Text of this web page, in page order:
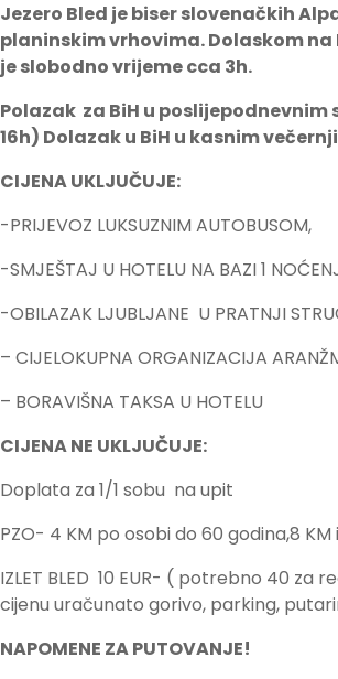
Jezero Bled je biser slovenačkih
planinskim vrhovima. Dolaskom na
je slobodno vrijeme cca 3h.
Polazak za BiH u poslijepodnevnim
16h) Dolazak u BiH u kasnim
CIJENA UKLJUČUJE:
-PRIJEVOZ LUKSUZNIM AUTOBUSOM,
-SMJEŠTAJ U HOTELU NA BAZI 1
-OBILAZAK LJUBLJANE U PRATNJI
– CIJELOKUPNA ORGANIZACIJA
– BORAVIŠNA TAKSA U HOTELU
CIJENA NE UKLJUČUJE:
Doplata za 1/1 sobu na upit
PZO- 4 KM po osobi do 60 godina,8
IZLET BLED 10 EUR- ( potrebno 40 za
cijenu uračunato gorivo, parking,
NAPOMENE ZA PUTOVANJE!